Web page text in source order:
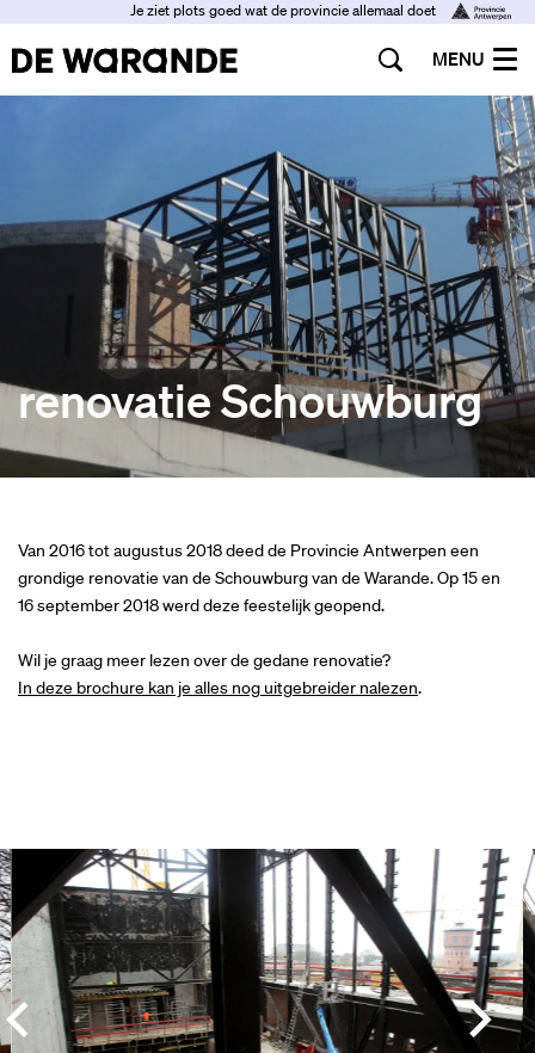
Je ziet plots goed wat de provincie allemaal doet
MENU
renovatie Schouwburg
Van 2016 tot augustus 2018 deed de Provincie Antwerpen een
grondige renovatie van de Schouwburg van de Warande. Op 15 en
16 september 2018 werd deze feestelijk geopend.
Wil je graag meer lezen over de gedane renovatie?
In deze brochure kan je alles nog uitgebreider nalezen.
Overslaan